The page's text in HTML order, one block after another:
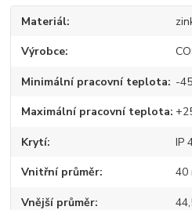
Materiál
Výrobce
Minimální pracovní teplota -
Maximální pracovní teplota
Krytí IP
Vnitřní průměr 40
Vnější průměr